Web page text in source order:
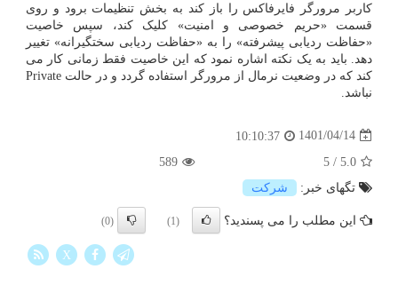
کاربر مرورگر فایرفاکس را باز کند به بخش تنظیمات برود و روی
قسمت «حریم خصوصی و امنیت» کلیک کند، سپس خاصیت
«حفاظت ردیابی پیشرفته» را به «حفاظت ردیابی سختگیرانه» تغییر
دهد. باید به یک نکته اشاره نمود که این خاصیت فقط زمانی کار می
کند که در وضعیت نرمال از مرورگر استفاده گردد و در حالت Private
نباشد.
1401/04/14
10:10:37
5.0
/
5
589
تگهای خبر:
شركت
این مطلب را می پسندید؟ (1)
(0)
X